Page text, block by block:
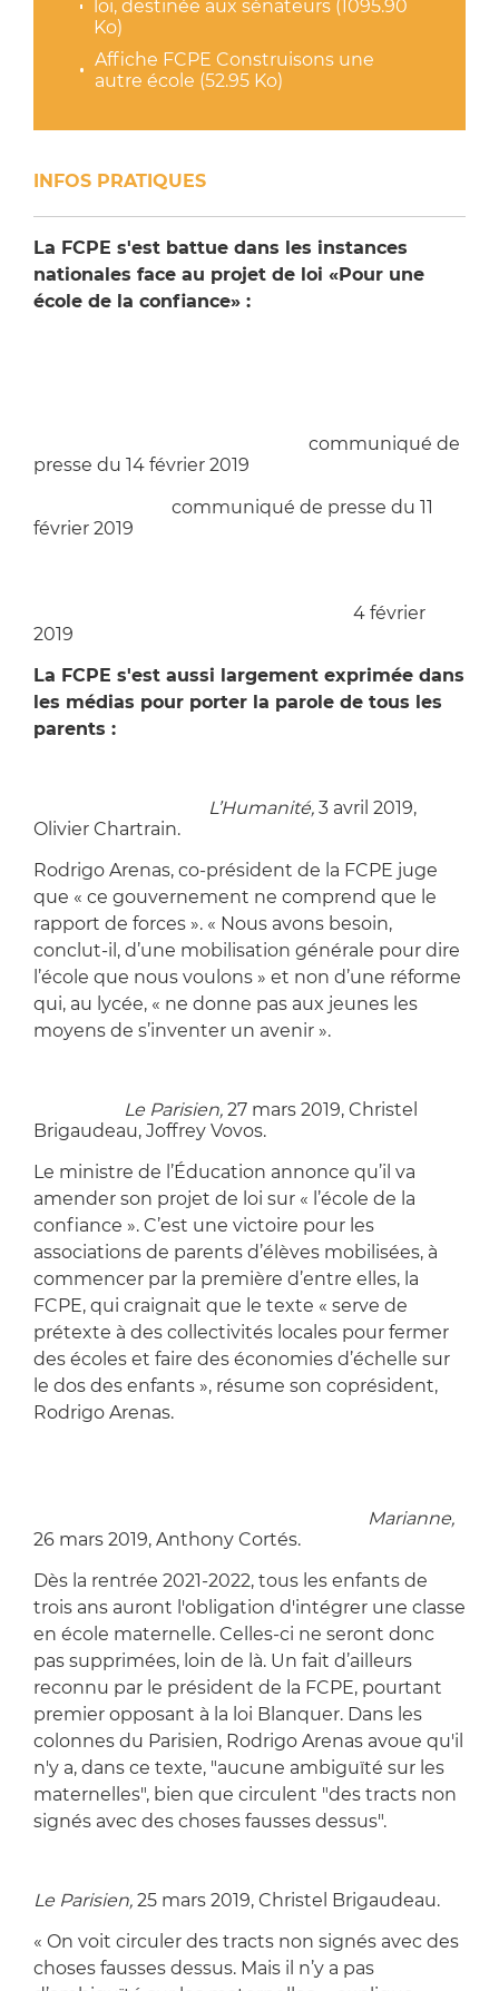
loi, destinée aux sénateurs (1095.90
Ko)
Affiche FCPE Construisons une
autre école (52.95 Ko)
INFOS PRATIQUES
La FCPE s'est battue dans les instances
nationales face au projet de loi «Pour une
école de la confiance» :
communiqué de
presse du 14 février 2019
communiqué de presse du 11
février 2019
4 février
2019
La FCPE s'est aussi largement exprimée dans
les médias pour porter la parole de tous les
parents :
L’Humanité, 3 avril 2019,
Olivier Chartrain.
Rodrigo Arenas, co-président de la FCPE juge
que « ce gouvernement ne comprend que le
rapport de forces ». « Nous avons besoin,
conclut-il, d’une mobilisation générale pour dire
l’école que nous voulons » et non d’une réforme
qui, au lycée, « ne donne pas aux jeunes les
moyens de s’inventer un avenir ».
Le Parisien, 27 mars 2019, Christel
Brigaudeau, Joffrey Vovos.
Le ministre de l’Éducation annonce qu’il va
amender son projet de loi sur « l’école de la
confiance ». C’est une victoire pour les
associations de parents d’élèves mobilisées, à
commencer par la première d’entre elles, la
FCPE, qui craignait que le texte « serve de
prétexte à des collectivités locales pour fermer
des écoles et faire des économies d’échelle sur
le dos des enfants », résume son coprésident,
Rodrigo Arenas.
Marianne,
26 mars 2019, Anthony Cortés.
Dès la rentrée 2021-2022, tous les enfants de
trois ans auront l'obligation d'intégrer une classe
en école maternelle. Celles-ci ne seront donc
pas supprimées, loin de là. Un fait d’ailleurs
reconnu par le président de la FCPE, pourtant
premier opposant à la loi Blanquer. Dans les
colonnes du Parisien, Rodrigo Arenas avoue qu'il
n'y a, dans ce texte, "aucune ambiguïté sur les
maternelles", bien que circulent "des tracts non
signés avec des choses fausses dessus".
Le Parisien, 25 mars 2019, Christel Brigaudeau.
« On voit circuler des tracts non signés avec des
choses fausses dessus. Mais il n’y a pas